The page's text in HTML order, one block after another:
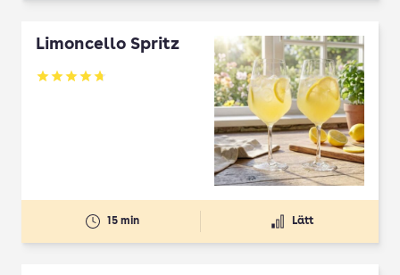
Limoncello Spritz
Betyg: 4.7 av 5
15 min Lätt